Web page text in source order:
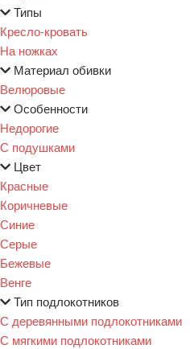
Типы
Кресло-кровать
На ножках
Материал обивки
Велюровые
Особенности
Недорогие
С подушками
Цвет
Красные
Коричневые
Синие
Серые
Бежевые
Венге
Тип подлокотников
С деревянными подлокотниками
С мягкими подлокотниками